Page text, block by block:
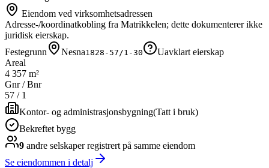
Eiendom ved virksomhetsadressen
Adresse-/koordinatkobling fra Matrikkelen; dette dokumenterer ikke
juridisk eierskap.
Festegrunn
Nesna1828-57/1-30
Uavklart eierskap
Areal
4 357 m²
Gnr / Bnr
57 / 1
Kontor- og administrasjonsbygning(Tatt i bruk)
Bekreftet bygg
9 andre selskaperregistrert på samme eiendom
Se eiendommen i detalj